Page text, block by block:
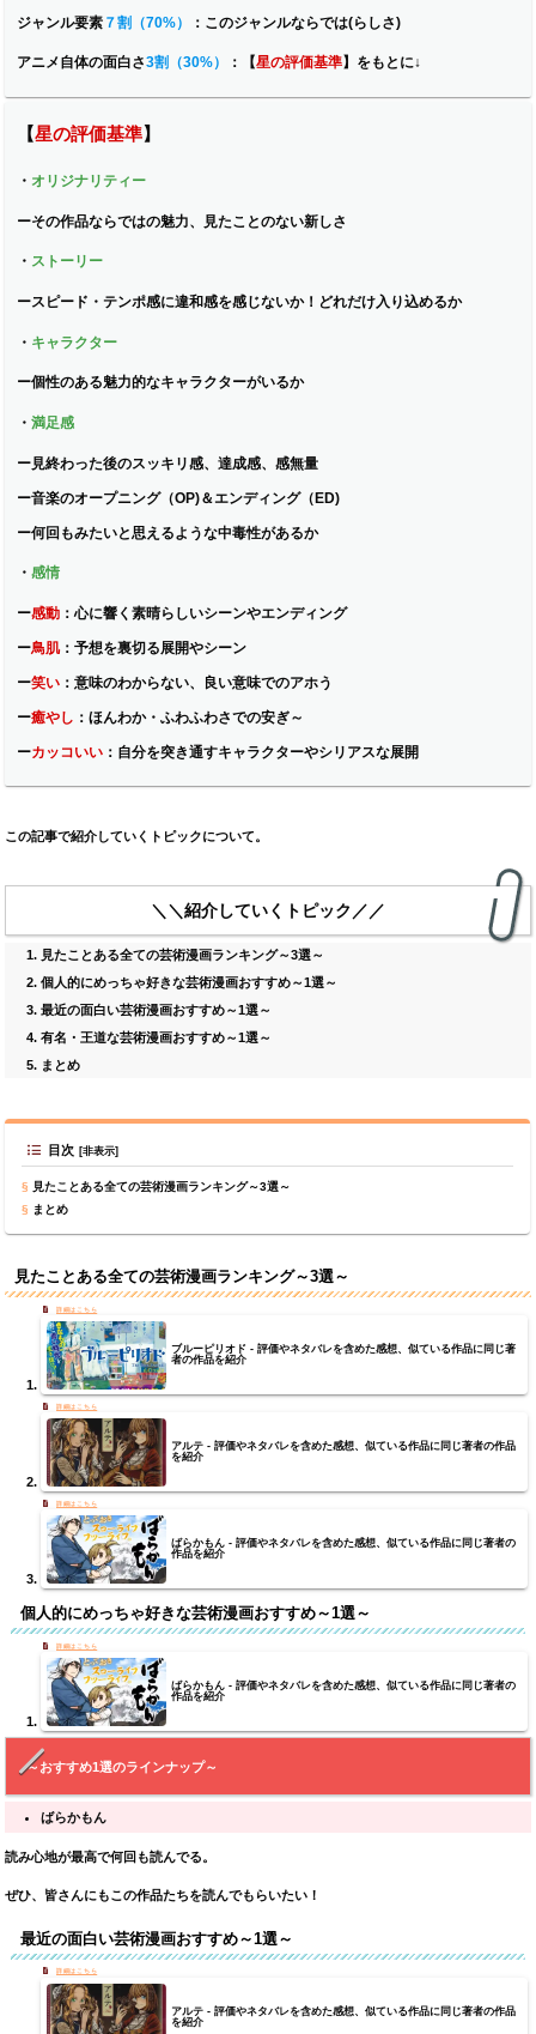
ジャンル要素 ７割（70%） ： このジャンルならでは(らしさ)
アニメ自体の面白さ3割（30%） ：【星の評価基準】をもとに↓
【星の評価基準】
・ オリジナリティー
ーその作品ならではの魅力、見たことのない新しさ
・ ストーリー
ースピード・テンポ感に違和感を感じないか！どれだけ入り込めるか
・ キャラクター
ー個性のある魅力的なキャラクターがいるか
・満足感
ー見終わった後のスッキリ感、達成感、感無量
ー音楽のオープニング（OP)＆エンディング（ED)
ー何回もみたいと思えるような中毒性があるか
・感情
ー感動 ：心に響く素晴らしいシーンやエンディング
ー鳥肌：予想を裏切る展開やシーン
ー笑い ：意味のわからない、良い意味でのアホう
ー癒やし ：ほんわか・ふわふわさでの安ぎ～
ーカッコいい ： 自分を突き通すキャラクターやシリアスな展開
この記事で紹介していくトピックについて。
＼＼紹介していくトピック／／
見たことある全ての芸術漫画ランキング～3選～
個人的にめっちゃ好きな芸術漫画おすすめ～1選～
最近の面白い芸術漫画おすすめ～1選～
有名・王道な芸術漫画おすすめ～1選～
まとめ
目次
見たことある全ての芸術漫画ランキング～3選～
まとめ
見たことある全ての芸術漫画ランキング～3選～
ブルーピリオド - 評価やネタバレを含めた感想、似ている作品に同じ著
者の作品を紹介
アルテ - 評価やネタバレを含めた感想、似ている作品に同じ著者の作品
を紹介
ばらかもん - 評価やネタバレを含めた感想、似ている作品に同じ著者の
作品を紹介
個人的にめっちゃ好きな芸術漫画おすすめ～1選～
ばらかもん - 評価やネタバレを含めた感想、似ている作品に同じ著者の
作品を紹介
～おすすめ1選のラインナップ～
ばらかもん
読み心地が最高で何回も読んでる。
ぜひ、皆さんにもこの作品たちを読んでもらいたい！
最近の面白い芸術漫画おすすめ～1選～
アルテ - 評価やネタバレを含めた感想、似ている作品に同じ著者の作品
を紹介